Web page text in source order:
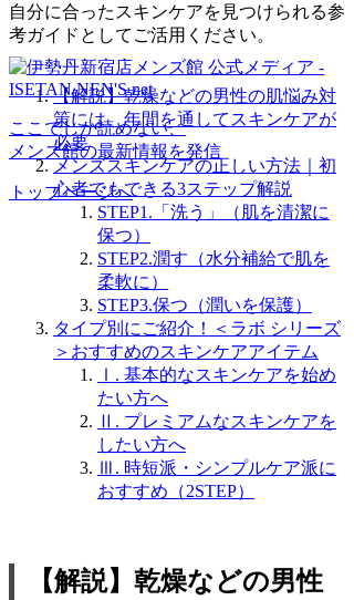
自分に合ったスキンケアを見つけられる参
考ガイドとしてご活用ください。
【解説】乾燥などの男性の肌悩み対
策には、年間を通してスキンケアが
必要
メンズスキンケアの正しい方法｜初
心者でもできる3ステップ解説
STEP1.「洗う」（肌を清潔に
保つ）
STEP2.潤す（水分補給で肌を
柔軟に）
STEP3.保つ（潤いを保護）
タイプ別にご紹介！＜ラボ シリーズ
＞おすすめのスキンケアアイテム
Ⅰ. 基本的なスキンケアを始め
たい方へ
Ⅱ. プレミアムなスキンケアを
したい方へ
Ⅲ. 時短派・シンプルケア派に
おすすめ（2STEP）
【解説】乾燥などの男性
ここでしか読めない、
メンズ館の最新情報を発信
トップページへ